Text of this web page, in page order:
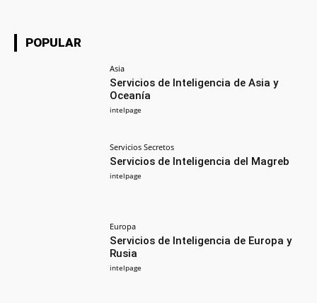
POPULAR
Asia
Servicios de Inteligencia de Asia y
Oceanía
intelpage
Servicios Secretos
Servicios de Inteligencia del Magreb
intelpage
Europa
Servicios de Inteligencia de Europa y
Rusia
intelpage